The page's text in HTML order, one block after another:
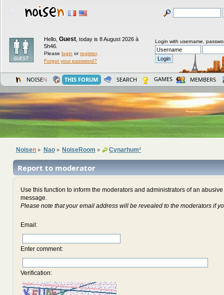
Hello, Guest today is 8 August 2026 à
5h46.
Please login orregister.
Forgot your password?
Login with username,
NOISEN THIS FORUM SEARCH GAMES MEMBERS
Noisen » Nao» NoiseRoom » Cynarhum²
Report to moderator
Use this function to inform the moderators and administrators of an
message.
Please note that your email address will be revealed to the moderators if
Email :
Enter comment:
Verification: